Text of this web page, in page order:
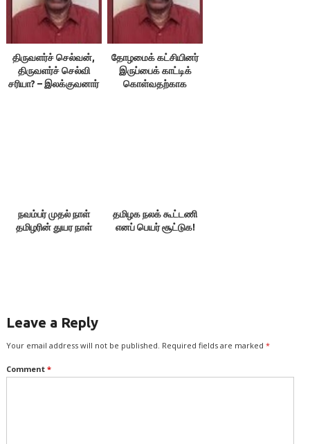
திருவளர்ச் செல்வன்,
திருவளர்ச் செல்வி
சரியா? – இலக்குவனார்
தோழமைக் கட்சியினர்
இருப்பைக் காட்டிக்
கொள்வதற்காக
நவம்பர் முதல் நாள்
தமிழரின் துயர நாள்
தமிழக நலக் கூட்டணி
எனப் பெயர் சூட்டுக!
Leave a Reply
Your email address will not be published. Required fields are marked *
Comment *